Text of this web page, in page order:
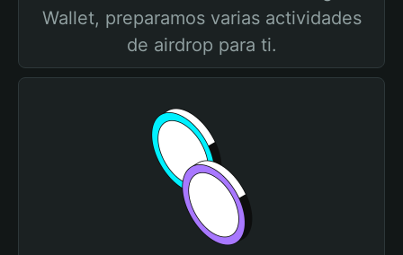
Wallet, preparamos varias actividades
de airdrop para ti.